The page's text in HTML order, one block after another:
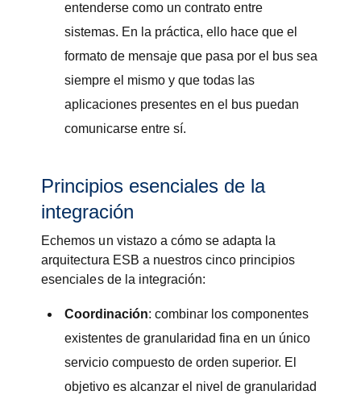
entenderse como un contrato entre
sistemas. En la práctica, ello hace que el
formato de mensaje que pasa por el bus sea
siempre el mismo y que todas las
aplicaciones presentes en el bus puedan
comunicarse entre sí.
Principios esenciales de la
integración
Echemos un vistazo a cómo se adapta la
arquitectura ESB a nuestros cinco principios
esenciales de la integración:
Coordinación: combinar los componentes
existentes de granularidad fina en un único
servicio compuesto de orden superior. El
objetivo es alcanzar el nivel de granularidad